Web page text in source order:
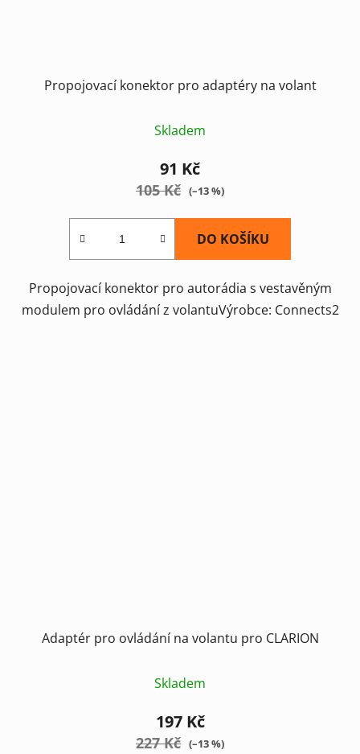
Propojovací konektor pro adaptéry na volant
Skladem
91 Kč
105 Kč (–13 %)
DO KOŠÍKU
Propojovací konektor pro autorádia s vestavěným
modulem pro ovládání z volantuVýrobce: Connects2
Adaptér pro ovládání na volantu pro CLARION
Skladem
197 Kč
227 Kč (–13 %)